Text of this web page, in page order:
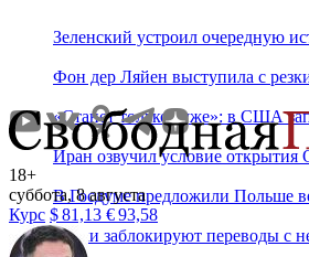
Зеленский устроил очередную
Фон дер Ляйен выступила с
«Станет только хуже»: в США
Иран озвучил условие открытия
В Госдуме предложили Польше
Банки заблокируют переводы с
18+
суббота, 8 августа
Курс $81,13 €93,58